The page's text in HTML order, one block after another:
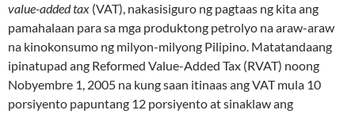
value-added tax (VAT), nakasisiguro ng pagtaas ng kita ang
pamahalaan para sa mga produktong petrolyo na araw-araw
na kinokonsumo ng milyon-milyong Pilipino. Matatandaang
ipinatupad ang Reformed Value-Added Tax (RVAT) noong
Nobyembre 1, 2005 na kung saan itinaas ang VAT mula 10
porsiyento papuntang 12 porsiyento at sinaklaw ang